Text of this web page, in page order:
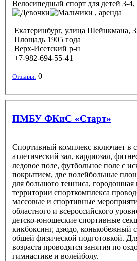
Велосипедный спорт для детей 3-
, аренда
Екатеринбург, улица Шейнкмана,
Площадь 1905 года
Верх-Исетский р-н
+7-982-694-55-41
Отзывы: 0
ПМБУ ФКиС «Старт»
Спортивный комплекс включает в
атлетический зал, кардиозал,
ледовое поле, футбольное поле с
покрытием, две волейбольные
для большого тенниса,
территории спорткомплекса
массовые и спортивные
областного и всероссийского
детско-юношеские спортивные
кикбоксинг, дзюдо, конькобежный
общей физической подготовкой.
возраста проводятся занятия по
гимнастике и волейболу.